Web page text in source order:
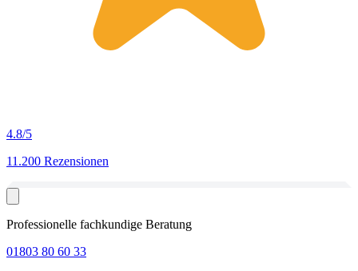
4.8/5
11.200 Rezensionen
Professionelle fachkundige Beratung
01803 80 60 33